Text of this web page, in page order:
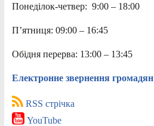
Понеділок-четвер: 9:00 – 18:00
П’ятниця: 09:00 – 16:45
Обідня перерва: 13:00 – 13:45
Електронне звернення громадян
RSS стрічка
YouTube